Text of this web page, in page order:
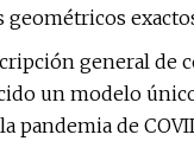
geométricos
general de
un modelo
pandemia de